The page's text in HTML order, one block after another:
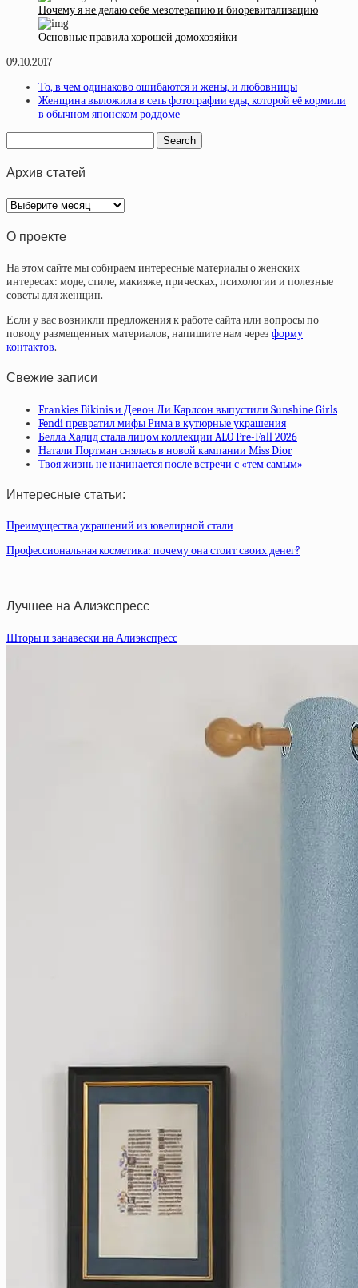
Почему я не делаю себе мезотерапию и биоревитализацию
Основные правила хорошей домохозяйки
09.10.2017
То, в чем одинаково ошибаются и жены, и любовницы
Женщина выложила в сеть фотографии еды, которой её кормили
в обычном японском роддоме
Архив статей
Архив
статей
О проекте
На этом сайте мы собираем интересные материалы о женских
интересах: моде, стиле, макияже, прическах, психологии и полезные
советы для женщин.
Если у вас возникли предложения к работе сайта или вопросы по
поводу размещенных материалов, напишите нам через форму
контактов.
Свежие записи
Frankies Bikinis и Девон Ли Карлсон выпустили Sunshine Girls
Fendi превратил мифы Рима в кутюрные украшения
Белла Хадид стала лицом коллекции ALO Pre-Fall 2026
Натали Портман снялась в новой кампании Miss Dior
Твоя жизнь не начинается после встречи с «тем самым»
Интересные статьи:
Преимущества украшений из ювелирной стали
Профессиональная косметика: почему она стоит своих денег?
Лучшее на Алиэкспресс
Шторы и занавески на Алиэкспресс